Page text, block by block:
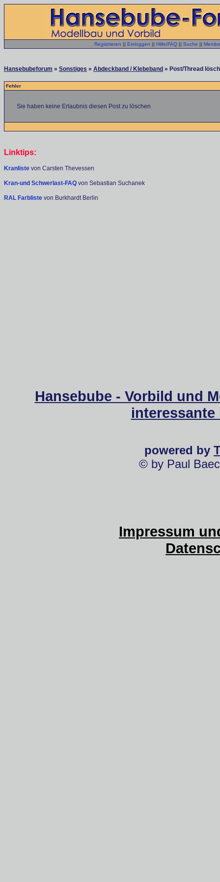
Registrieren || Einloggen || Hilfe/FAQ || Suche ||
Hansebubeforum » Sonstiges » Abdeckband / Klebeband » Post/Thread
Fehler
Sie haben keine Erlaubnis diesen Post zu löschen
Linktips:
Kranliste von Carsten Thevessen
Kran-und Schwerlast-FAQ von Sebastian Suchanek
RAL Farbliste von Burkhardt Berlin
Hansebube - Vorbild und
powered by
© by Paul
Impressum